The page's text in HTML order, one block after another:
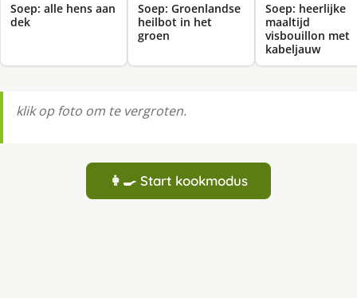
Soep: alle hens aan
dek
Soep: Groenlandse
heilbot in het
groen
Soep: heerlijke
maaltijd
visbouillon met
kabeljauw
klik op foto om te vergroten.
👩‍🍳 Start kookmodus